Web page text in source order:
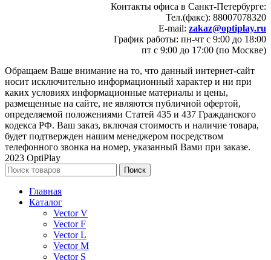
Контакты офиса в Санкт-Петербурге:
Тел.(факс): 88007078320
E-mail: zakaz@optiplay.ru
График работы: пн-чт с 9:00 до 18:00
пт с 9:00 до 17:00 (по Москве)
Обращаем Ваше внимание на то, что данный интернет-сайт
носит исключительно информационный характер и ни при
каких условиях информационные материалы и цены,
размещенные на сайте, не являются публичной офертой,
определяемой положениями Статей 435 и 437 Гражданского
кодекса РФ. Ваш заказ, включая стоимость и наличие товара,
будет подтвержден нашим менеджером посредством
телефонного звонка на номер, указанный Вами при заказе.
2023 OptiPlay
Поиск
Главная
Каталог
Vector V
Vector F
Vector L
Vector M
Vector S